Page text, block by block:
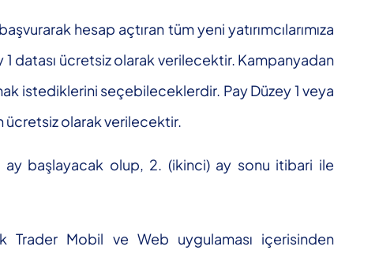
hesap açtıran tüm yeni yatırımcılarımıza
datası ücretsiz olarak verilecektir. Kampanyadan
istediklerini seçebileceklerdir. Pay Düzey 1 veya
ücretsiz olarak verilecektir.
ay başlayacak olup, 2. (ikinci) ay sonu itibari ile
Trader Mobil ve Web uygulaması içerisinden